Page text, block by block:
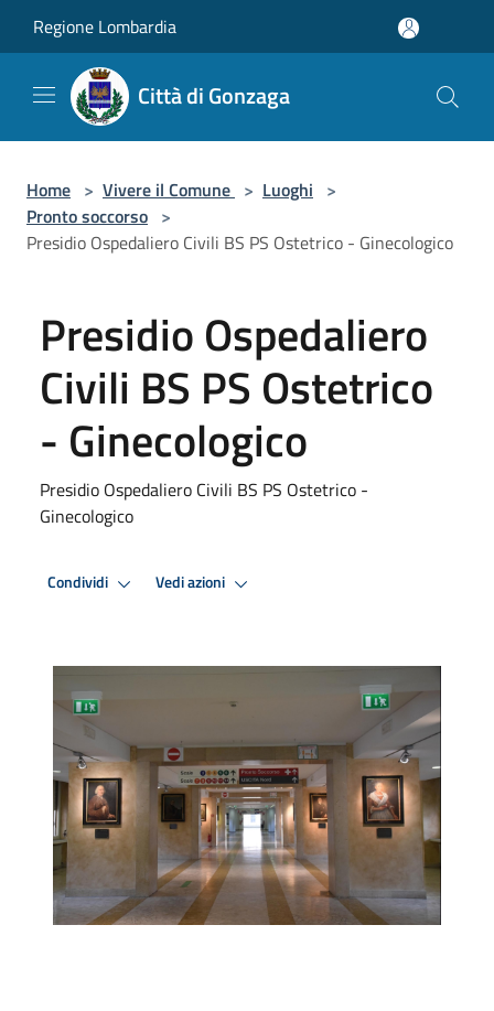
Regione Lombardia
Città di Gonzaga
Home > Vivere il Comune > Luoghi >
Pronto soccorso >
Presidio Ospedaliero Civili BS PS Ostetrico - Ginecologico
Presidio Ospedaliero
Civili BS PS Ostetrico
- Ginecologico
Presidio Ospedaliero Civili BS PS Ostetrico -
Ginecologico
Condividi Vedi azioni